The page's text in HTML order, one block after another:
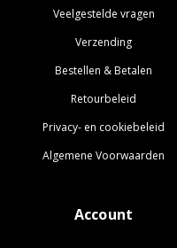
Veelgestelde vragen
Verzending
Bestellen & Betalen
Retourbeleid
Privacy- en cookiebeleid
Algemene Voorwaarden
Account